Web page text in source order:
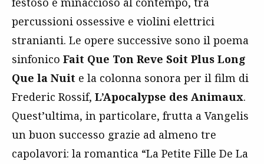
percussioni ossessive e violini elettrici
stranianti. Le opere successive sono il poema
sinfonico Fait Que Ton Reve Soit Plus Long
Que la Nuit e la colonna sonora per il film di
Frederic Rossif, L’Apocalypse des Animaux.
Quest’ultima, in particolare, frutta a Vangelis
un buon successo grazie ad almeno tre
capolavori: la romantica “La Petite Fille De La